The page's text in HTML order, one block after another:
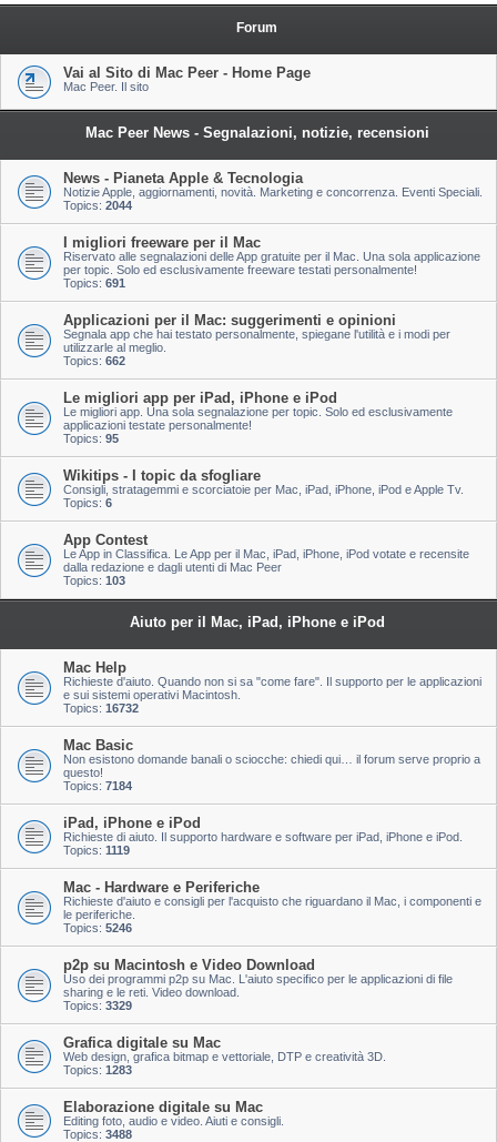
a
Forum
Vai al Sito di Mac Peer - Home Page
Mac Peer. Il sito
Mac Peer News - Segnalazioni, notizie, recensioni
News - Pianeta Apple & Tecnologia
Notizie Apple, aggiornamenti, novità. Marketing e concorrenza. Eventi Speciali.
Topics: 2044
I migliori freeware per il Mac
Riservato alle segnalazioni delle App gratuite per il Mac. Una sola applicazione
per topic. Solo ed esclusivamente freeware testati personalmente!
Topics: 691
Applicazioni per il Mac: suggerimenti e opinioni
Segnala app che hai testato personalmente, spiegane l'utilità e i modi per
utilizzarle al meglio.
Topics: 662
Le migliori app per iPad, iPhone e iPod
Le migliori app. Una sola segnalazione per topic. Solo ed esclusivamente
applicazioni testate personalmente!
Topics: 95
Wikitips - I topic da sfogliare
Consigli, stratagemmi e scorciatoie per Mac, iPad, iPhone, iPod e Apple Tv.
Topics: 6
App Contest
Le App in Classifica. Le App per il Mac, iPad, iPhone, iPod votate e recensite
dalla redazione e dagli utenti di Mac Peer
Topics: 103
Aiuto per il Mac, iPad, iPhone e iPod
Mac Help
Richieste d'aiuto. Quando non si sa "come fare". Il supporto per le applicazioni
e sui sistemi operativi Macintosh.
Topics: 16732
Mac Basic
Non esistono domande banali o sciocche: chiedi qui… il forum serve proprio a
questo!
Topics: 7184
iPad, iPhone e iPod
Richieste di aiuto. Il supporto hardware e software per iPad, iPhone e iPod.
Topics: 1119
Mac - Hardware e Periferiche
Richieste d'aiuto e consigli per l'acquisto che riguardano il Mac, i componenti e
le periferiche.
Topics: 5246
p2p su Macintosh e Video Download
Uso dei programmi p2p su Mac. L'aiuto specifico per le applicazioni di file
sharing e le reti. Video download.
Topics: 3329
Grafica digitale su Mac
Web design, grafica bitmap e vettoriale, DTP e creatività 3D.
Topics: 1283
Elaborazione digitale su Mac
Editing foto, audio e video. Aiuti e consigli.
Topics: 3488